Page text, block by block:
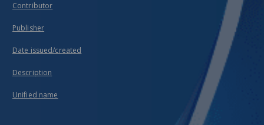
Contributor
Publisher
Date issued/created
Description
Unified name